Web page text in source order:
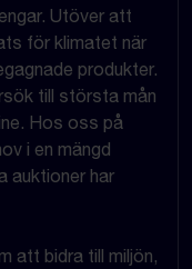
Utöver att
för klimatet när
produkter.
till största mån
Hos oss på
i en mängd
auktioner har
att bidra till miljön,